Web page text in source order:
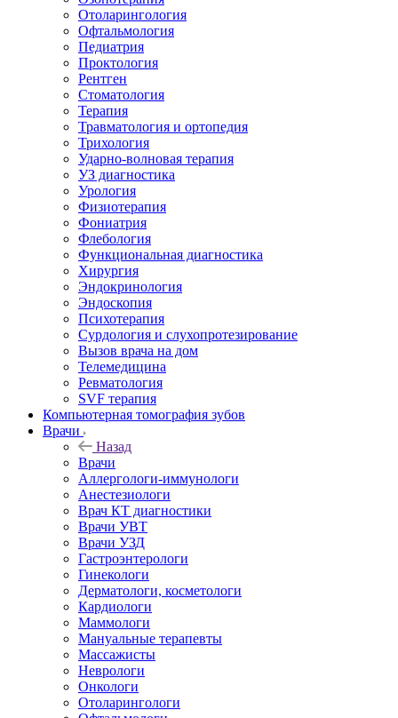
Отоларингология
Офтальмология
Педиатрия
Проктология
Рентген
Стоматология
Терапия
Травматология и ортопедия
Трихология
Ударно-волновая терапия
УЗ диагностика
Урология
Физиотерапия
Фониатрия
Флебология
Функциональная диагностика
Хирургия
Эндокринология
Эндоскопия
Психотерапия
Сурдология и слухопротезирование
Вызов врача на дом
Телемедицина
Ревматология
SVF терапия
Компьютерная томография зубов
Врачи
Назад
Врачи
Аллергологи-иммунологи
Анестезиологи
Врач КТ диагностики
Врачи УВТ
Врачи УЗД
Гастроэнтерологи
Гинекологи
Дерматологи, косметологи
Кардиологи
Маммологи
Мануальные терапевты
Массажисты
Неврологи
Онкологи
Отоларингологи